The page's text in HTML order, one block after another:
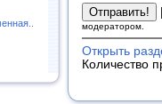
модератором.
Открыть
Количество